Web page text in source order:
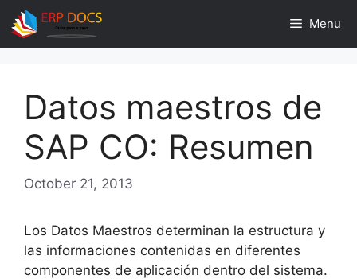
Skip
to
content
Menu
Datos maestros de
SAP CO: Resumen
October 21, 2013
Los Datos Maestros determinan la estructura y
las informaciones contenidas en diferentes
componentes de aplicación dentro del sistema.